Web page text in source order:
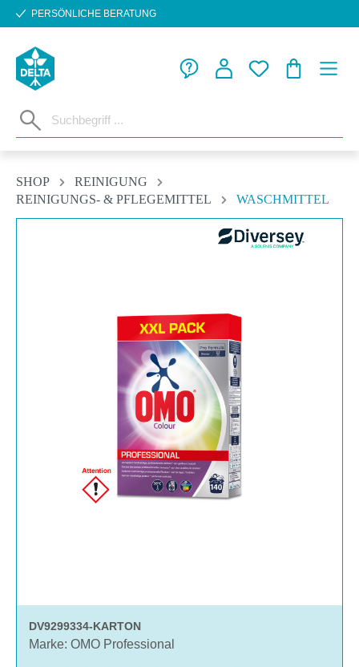
Zum Hauptinhalt springen
PERSÖNLICHE BERATUNG
SHOP
REINIGUNG
REINIGUNGS- & PFLEGEMITTEL
WASCHMITTEL
DV9299334-KARTON
Marke: OMO Professional